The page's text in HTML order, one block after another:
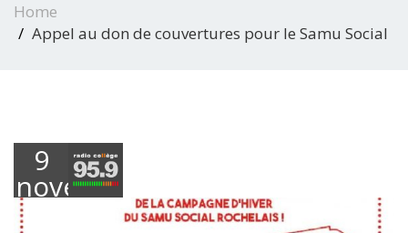
Home
Appel au don de couvertures pour le Samu Social
9
novembre
2018